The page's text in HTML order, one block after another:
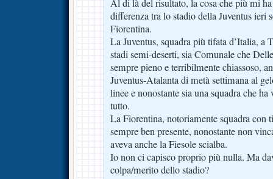
Al di là del risultato, la cosa che più mi
differenza tra lo stadio della Juventus ieri
Fiorentina.
La Juventus, squadra più tifata d’Italia, a
stadi semi-deserti, sia Comunale che
sempre pieno e terribilmente chiassoso,
Juventus-Atalanta di metà settimana al
linee e nonostante sia una squadra che
tutto.
La Fiorentina, notoriamente squadra con
sempre ben presente, nonostante non
aveva anche la Fiesole scialba.
Io non ci capisco proprio più nulla. Ma
colpa/merito dello stadio?